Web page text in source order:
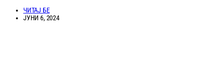
ЧИТАЈ БЕ
ЈУНИ 6, 2024